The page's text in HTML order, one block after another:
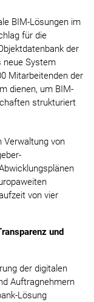
BIM-Lösungen im
für die
der
neue System
Mitarbeitenden der
dienen, um BIM-
strukturiert
Verwaltung von
von vier
und
der digitalen
Auftragnehmern
Lösung